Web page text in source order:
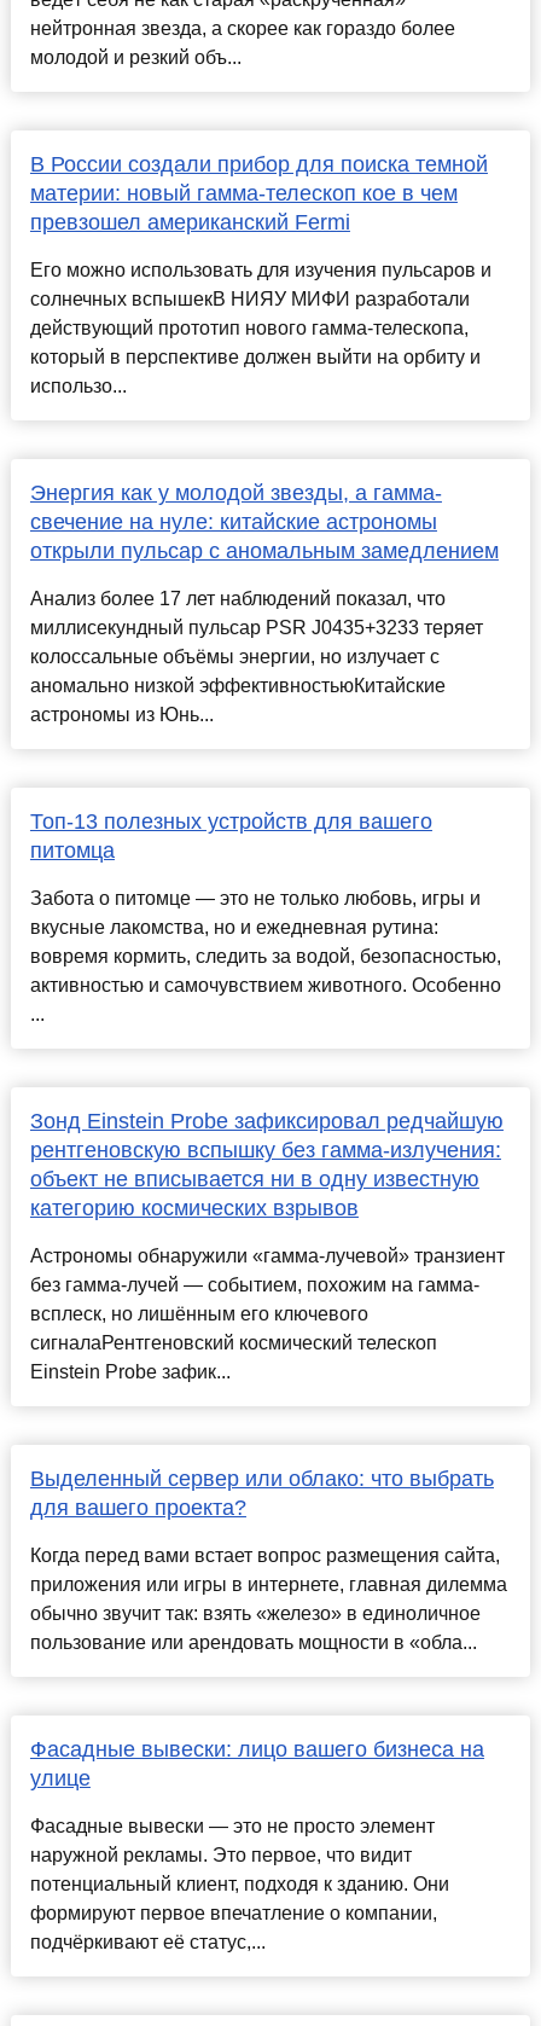
нейтронная звезда, а скорее как гораздо более
молодой и резкий объ...
В России создали прибор для поиска темной
материи: новый гамма-телескоп кое в чем
превзошел американский Fermi
Его можно использовать для изучения пульсаров и
солнечных вспышекВ НИЯУ МИФИ разработали
действующий прототип нового гамма-телескопа,
который в перспективе должен выйти на орбиту и
использо...
Энергия как у молодой звезды, а гамма-
свечение на нуле: китайские астрономы
открыли пульсар с аномальным замедлением
Анализ более 17 лет наблюдений показал, что
миллисекундный пульсар PSR J0435+3233 теряет
колоссальные объёмы энергии, но излучает с
аномально низкой эффективностьюКитайские
астрономы из Юнь...
Топ-13 полезных устройств для вашего
питомца
Забота о питомце — это не только любовь, игры и
вкусные лакомства, но и ежедневная рутина:
вовремя кормить, следить за водой, безопасностью,
активностью и самочувствием животного. Особенно
...
Зонд Einstein Probe зафиксировал редчайшую
рентгеновскую вспышку без гамма-излучения:
объект не вписывается ни в одну известную
категорию космических взрывов
Астрономы обнаружили «гамма-лучевой» транзиент
без гамма-лучей — событием, похожим на гамма-
всплеск, но лишённым его ключевого
сигналаРентгеновский космический телескоп
Einstein Probe зафик...
Выделенный сервер или облако: что выбрать
для вашего проекта?
Когда перед вами встает вопрос размещения сайта,
приложения или игры в интернете, главная дилемма
обычно звучит так: взять «железо» в единоличное
пользование или арендовать мощности в «обла...
Фасадные вывески: лицо вашего бизнеса на
улице
Фасадные вывески — это не просто элемент
наружной рекламы. Это первое, что видит
потенциальный клиент, подходя к зданию. Они
формируют первое впечатление о компании,
подчёркивают её статус,...